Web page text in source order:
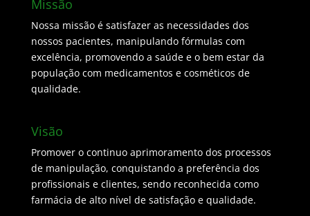
Missão
Nossa missão é satisfazer as necessidades dos
nossos pacientes, manipulando fórmulas com
excelência, promovendo a saúde e o bem estar da
população com medicamentos e cosméticos de
qualidade.
Visão
Promover o continuo aprimoramento dos processos
de manipulação, conquistando a preferência dos
profissionais e clientes, sendo reconhecida como
farmácia de alto nível de satisfação e qualidade.